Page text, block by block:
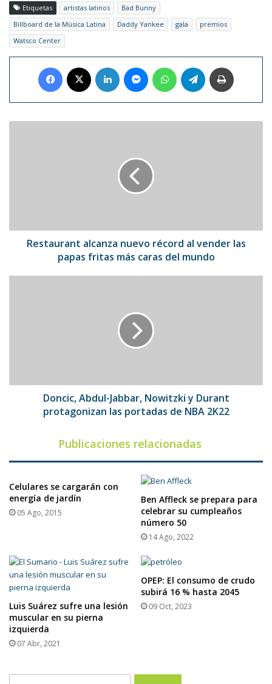
Etiquetas artistas latinos
Bad Bunny
Billboard de la Música Latina
Daddy Yankee gala
premios
Watsco Center
Facebook LinkedIn MessengerWhatsAppTelegram
fritas
Restaurant alcanza nuevo récord al vender las
papas fritas más caras del mundo
portadas
Doncic, Abdul-Jabbar, Nowitzki y Durant
protagonizan las portadas de NBA 2K22
Publicaciones relacionadas
Celulares se cargarán con
energía de jardín
05 Ago, 2015
Ben Affleck se prepara para
celebrar su cumpleaños
número 50
14 Ago, 2022
Luis Suárez sufre una lesión
muscular en su pierna
izquierda
07 Abr, 2021
OPEP: El consumo de crudo
subirá 16 % hasta 2045
09 Oct, 2023